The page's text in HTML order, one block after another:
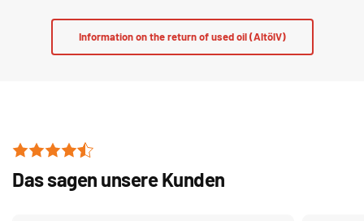
Information on the return of used oil (AltölV)
Das sagen unsere Kunden